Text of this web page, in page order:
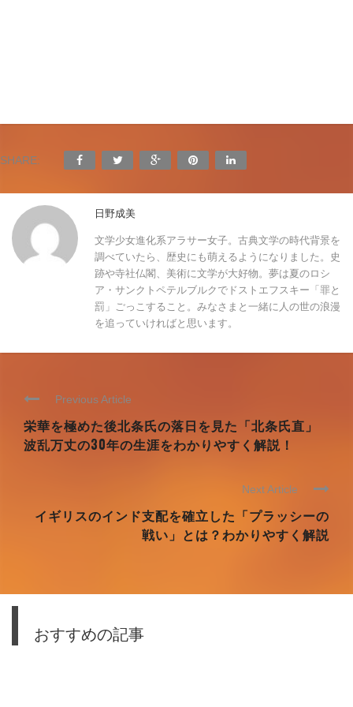
SHARE:
日野成美
文学少女進化系アラサー女子。古典文学の時代背景を
調べていたら、歴史にも萌えるようになりました。史
跡や寺社仏閣、美術に文学が大好物。夢は夏のロシ
ア・サンクトペテルブルクでドストエフスキー「罪と
罰」ごっこすること。みなさまと一緒に人の世の浪漫
を追っていければと思います。
Previous Article
栄華を極めた後北条氏の落日を見た「北条氏直」
波乱万丈の30年の生涯をわかりやすく解説！
Next Article
イギリスのインド支配を確立した「プラッシーの
戦い」とは？わかりやすく解説
おすすめの記事